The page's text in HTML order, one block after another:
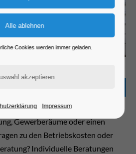
Brandenburg an der Havel mbH
Gewerberäume oder einen
zu den Betriebskosten oder
Individuelle Beratungen
Cookies werden immer geladen.
Impressum